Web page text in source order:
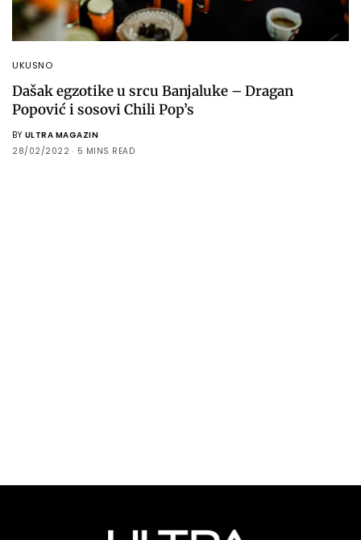
UKUSNO
Dašak egzotike u srcu Banjaluke – Dragan
Popović i sosovi Chili Pop’s
BY ULTRA MAGAZIN
28/02/2022
5 MINS READ